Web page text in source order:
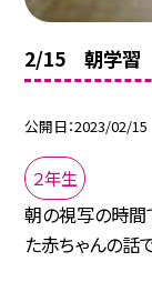
2/15 朝学習
公開日 2023/02/15
２年生
朝の視写の時間
た赤ちゃんの話